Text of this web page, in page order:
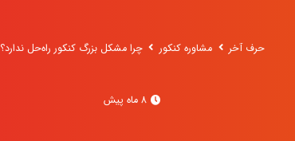
حرف آخر مشاوره کنکور چرا مشکل بزرگ کنکور راه‌حل ندارد؟
8 ماه پیش